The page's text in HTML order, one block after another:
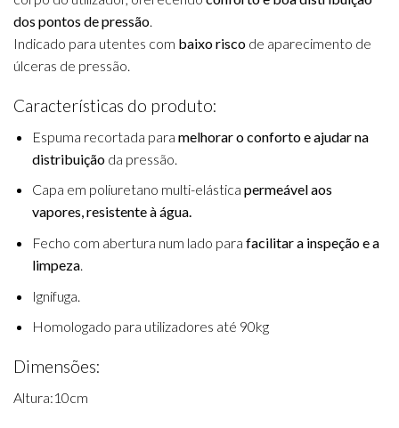
dos pontos de pressão.
Indicado para utentes com baixo risco de aparecimento de
úlceras de pressão.
Características do produto:
Espuma recortada para melhorar o conforto e ajudar na
distribuiçãoda pressão.
Capa em poliuretano multi-elástica permeável aos
vapores, resistente à água.
Fecho com abertura num lado para facilitar a inspeção e a
limpeza.
Ignifuga.
Homologado para utilizadores até 90kg
Dimensões:
Altura:10cm